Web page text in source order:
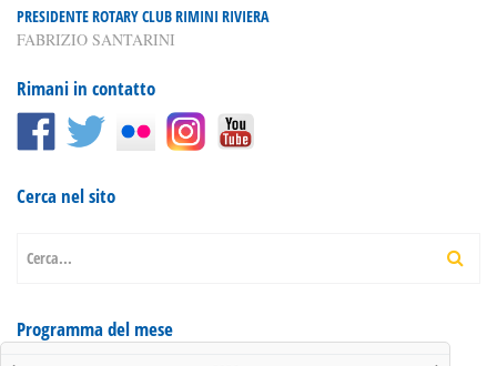
PRESIDENTE ROTARY CLUB RIMINI RIVIERA
FABRIZIO SANTARINI
Rimani in contatto
Cerca nel sito
Cerca...
Programma del mese